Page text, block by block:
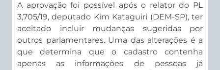
A aprovação foi possível após o relator do PL
3,705/19, deputado Kim Kataguiri (DEM-SP), ter
aceitado incluir mudanças sugeridas por
outros parlamentares. Uma das alterações é a
que determina que o cadastro contenha
apenas as informações de pessoas já